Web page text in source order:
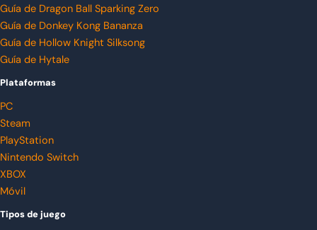
Guía de Dragon Ball Sparking Zero
Guía de Donkey Kong Bananza
Guía de Hollow Knight Silksong
Guía de Hytale
Plataformas
PC
Steam
PlayStation
Nintendo Switch
XBOX
Móvil
Tipos de juego